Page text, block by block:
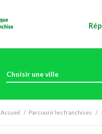
Choisir une ville
Accueil Parcourir les franchises